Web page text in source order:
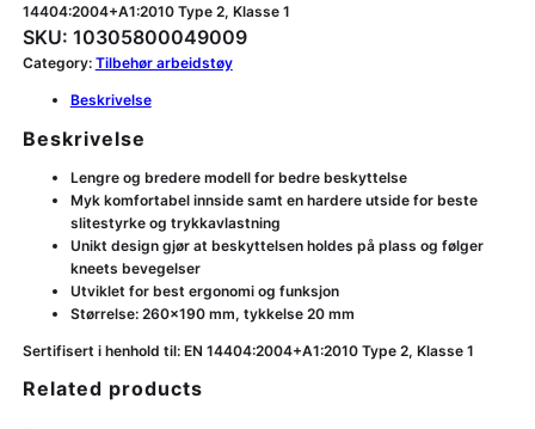
14404:2004+A1:2010 Type 2, Klasse 1
SKU: 10305800049009
Category: Tilbehør arbeidstøy
Beskrivelse
Beskrivelse
Lengre og bredere modell for bedre beskyttelse
Myk komfortabel innside samt en hardere utside for beste
slitestyrke og trykkavlastning
Unikt design gjør at beskyttelsen holdes på plass og følger
kneets bevegelser
Utviklet for best ergonomi og funksjon
Størrelse: 260×190 mm, tykkelse 20 mm
Sertifisert i henhold til: EN 14404:2004+A1:2010 Type 2, Klasse 1
Related products